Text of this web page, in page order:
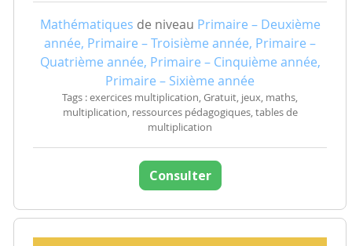
Mathématiques de niveau Primaire – Deuxième
année, Primaire – Troisième année, Primaire –
Quatrième année, Primaire – Cinquième année,
Primaire – Sixième année
Tags : exercices multiplication, Gratuit, jeux, maths,
multiplication, ressources pédagogiques, tables de
multiplication
Consulter